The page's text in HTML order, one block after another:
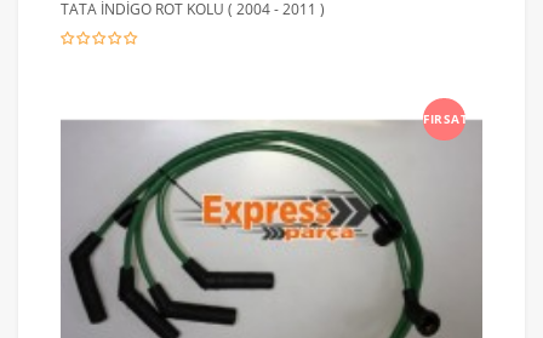
TATA İNDİGO ROT KOLU ( 2004 - 2011 )
FIRSAT